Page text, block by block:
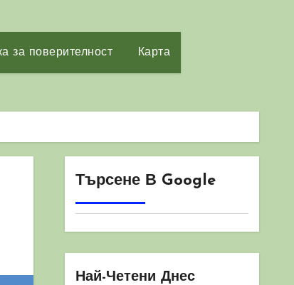
за поверителност Карта
Търсене В Google
Най-Четени Днес